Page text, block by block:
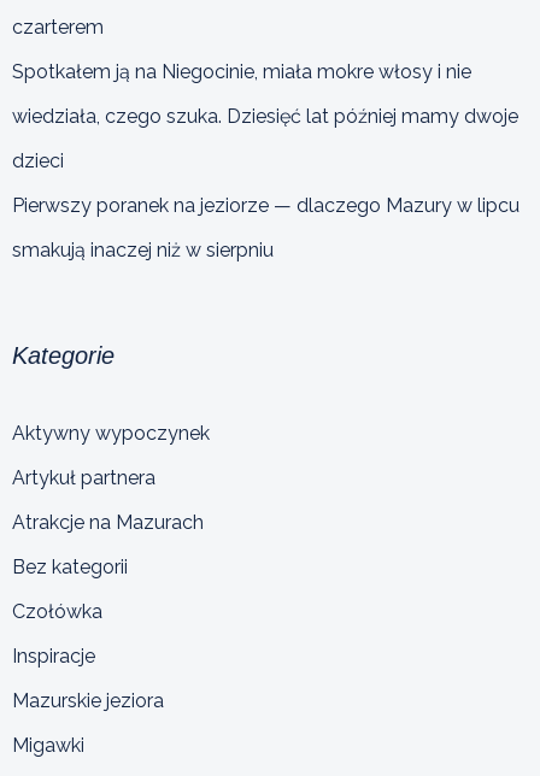
czarterem
Spotkałem ją na Niegocinie, miała mokre włosy i nie
wiedziała, czego szuka. Dziesięć lat później mamy dwoje
dzieci
Pierwszy poranek na jeziorze — dlaczego Mazury w lipcu
smakują inaczej niż w sierpniu
Kategorie
Aktywny wypoczynek
Artykuł partnera
Atrakcje na Mazurach
Bez kategorii
Czołówka
Inspiracje
Mazurskie jeziora
Migawki